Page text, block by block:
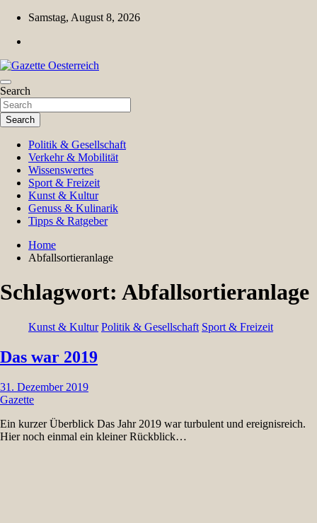
Skip
content
Samstag, August 8, 2026
Gazette Oesterreich
Magazin für Freizeit, Politik, Kultur & Wissenschaft
Search
Search
Politik & Gesellschaft
Verkehr & Mobilität
Wissenswertes
Sport & Freizeit
Kunst & Kultur
Genuss & Kulinarik
Tipps & Ratgeber
Home
Abfallsortieranlage
Schlagwort: Abfallsortieranlage
Kunst & Kultur Politik & Gesellschaft Sport & Freizeit
Das war 2019
31. Dezember 2019
Gazette
Ein kurzer Überblick Das Jahr 2019 war turbulent und ereignisreich.
Hier noch einmal ein kleiner Rückblick…